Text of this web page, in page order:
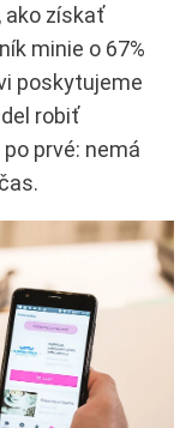
ako získať
minie o 67%
poskytujeme
robiť
prvé: nemá